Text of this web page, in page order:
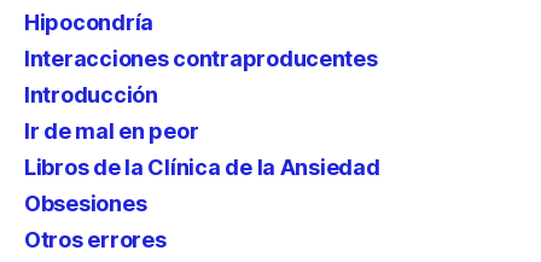
Hipocondría
Interacciones contraproducentes
Introducción
Ir de mal en peor
Libros de la Clínica de la Ansiedad
Obsesiones
Otros errores